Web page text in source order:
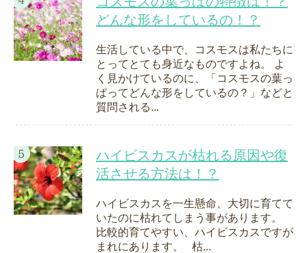
どんな形をしているの！？
生活している中で、コスモスは私たちに
とってとても身近なものですよね。 よ
く見かけているのに、「コスモスの葉っ
ぱってどんな形をしているの？」などと
質問される...
ハイビスカスが枯れる原因や復
活させる方法は！？
ハイビスカスを一生懸命、大切に育てて
いたのに枯れてしまう事があります。
比較的育てやすい、ハイビスカスですが
まれにあります。 枯...